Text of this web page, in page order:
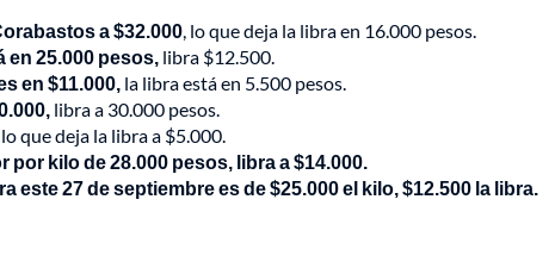
a $32.000, lo que deja la libra en 16.000 pesos.
en 25.000 pesos, libra $12.500.
en $11.000, la libra está en 5.500 pesos.
libra a 30.000 pesos.
lo que deja la libra a $5.000.
por kilo de 28.000 pesos, libra a $14.000.
este 27 de septiembre es de $25.000 el kilo, $12.500 la libra.